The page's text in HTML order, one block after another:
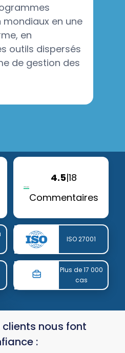
en une
en
outils dispersés
de gestion des
4.5|18
Commentaires
ISO 27001
Plus de 17 000
cas
clients nous font
: